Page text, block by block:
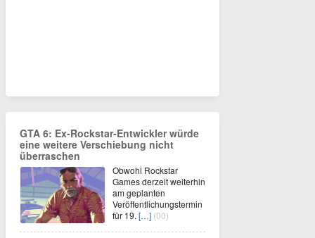
GTA 6: Ex-Rockstar-Entwickler würde
eine weitere Verschiebung nicht
überraschen
Obwohl Rockstar
Games derzeit weiterhin
am geplanten
Veröffentlichungstermin
für 19. […] (00)